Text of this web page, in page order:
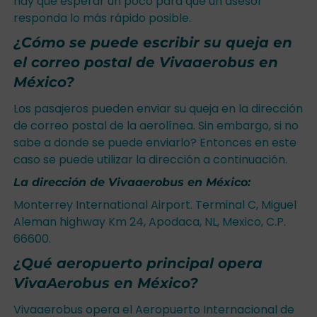
responda lo más rápido posible.
¿Cómo se puede escribir su queja en
el correo postal de Vivaaerobus en
México?
Los pasajeros pueden enviar su queja en la dirección
de correo postal de la aerolínea. Sin embargo, si no
sabe a donde se puede enviarlo? Entonces en este
caso se puede utilizar la dirección a continuación.
La dirección de Vivaaerobus en México:
Monterrey International Airport. Terminal C, Miguel
Aleman highway Km 24, Apodaca, NL, Mexico, C.P.
66600.
¿Qué aeropuerto principal opera
VivaAerobus en México?
Vivaaerobus opera el Aeropuerto Internacional de